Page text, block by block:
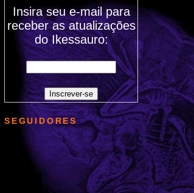
Insira seu e-mail para
receber as atualizações
do Ikessauro:
SEGUIDORES